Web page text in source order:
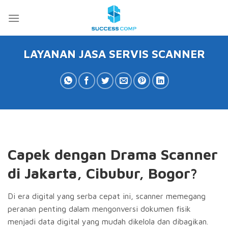
LAYANAN JASA SERVIS SCANNER
Capek dengan Drama Scanner
di Jakarta, Cibubur, Bogor?
Di era digital yang serba cepat ini, scanner memegang
peranan penting dalam mengonversi dokumen fisik
menjadi data digital yang mudah dikelola dan dibagikan.